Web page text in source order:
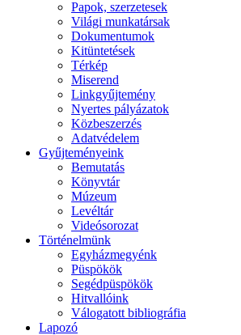
Papok, szerzetesek
Világi munkatársak
Dokumentumok
Kitüntetések
Térkép
Miserend
Linkgyűjtemény
Nyertes pályázatok
Közbeszerzés
Adatvédelem
Gyűjteményeink
Bemutatás
Könyvtár
Múzeum
Levéltár
Videósorozat
Történelmünk
Egyházmegyénk
Püspökök
Segédpüspökök
Hitvallóink
Válogatott bibliográfia
Lapozó